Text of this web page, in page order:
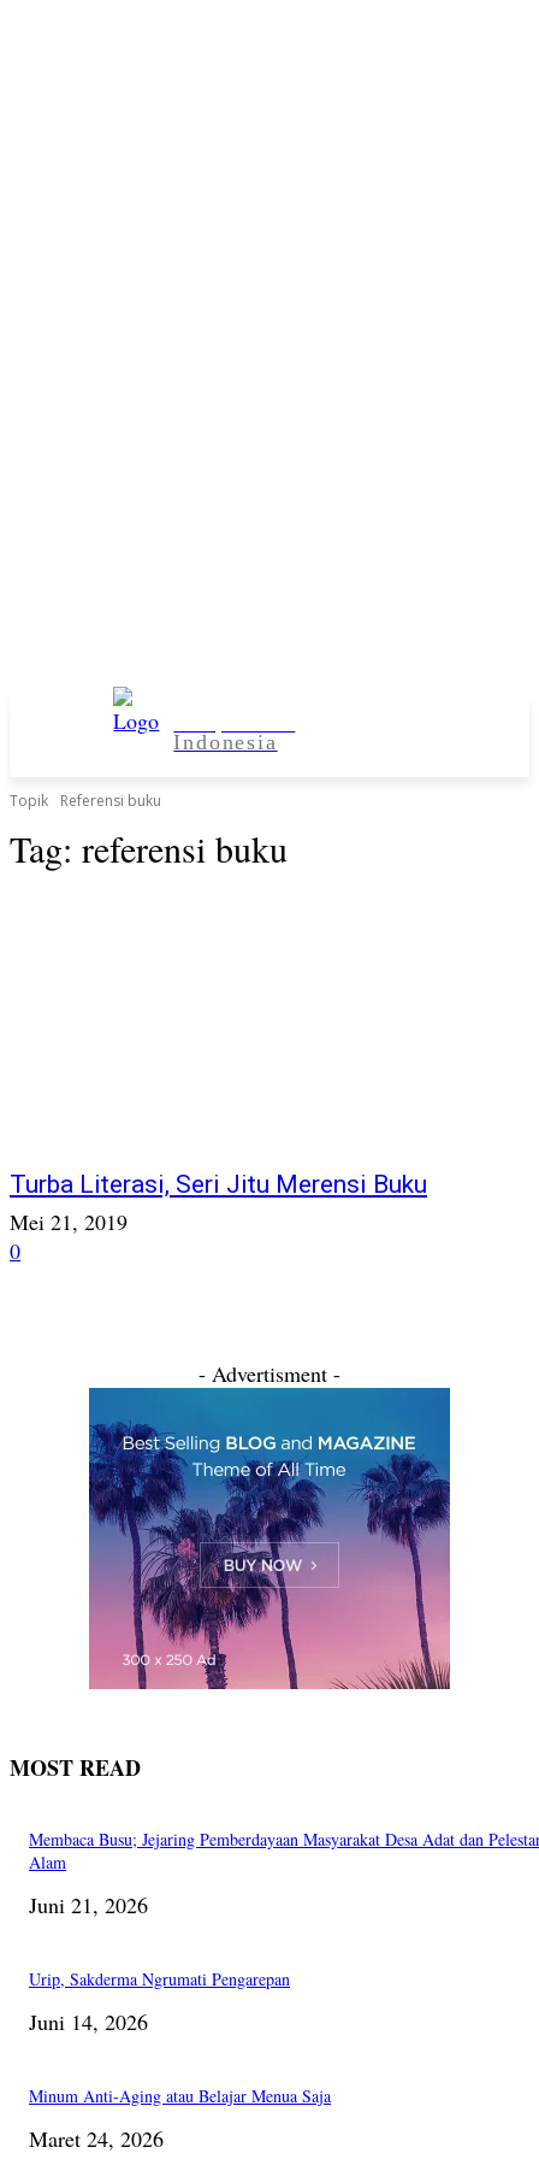
Indonesia
Topik Referensi buku
Tag: referensi buku
Turba Literasi, Seri Jitu Merensi Buku
Mei 21, 2019
0
- Advertisment -
MOST READ
Membaca Busu; Jejaring Pemberdayaan Masyarakat Desa Adat dan
Alam
Juni 21, 2026
Urip, Sakderma Ngrumati Pengarepan
Juni 14, 2026
Minum Anti-Aging atau Belajar Menua Saja
Maret 24, 2026